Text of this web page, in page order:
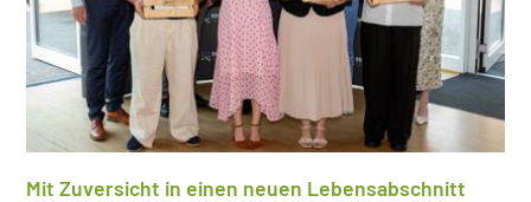
Mit Zuversicht in einen neuen Lebensabschnitt